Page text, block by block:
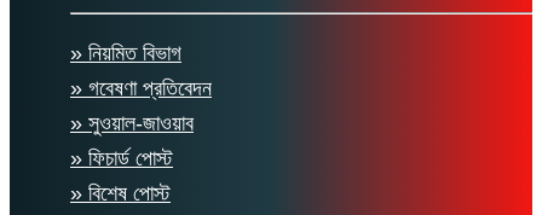
» নিয়মিত বিভাগ
» গবেষণা প্রতিবেদন
» সুওয়াল-জাওয়াব
» ফিচার্ড পোস্ট
» বিশেষ পোস্ট